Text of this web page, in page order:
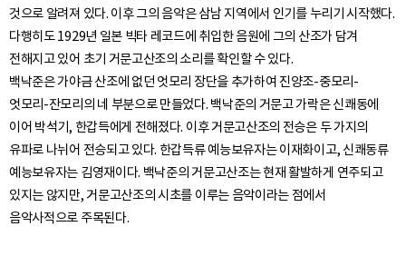
것으로 알려져 있다. 이후 그의 음악은 삼남 지역에서 인기를 누리기 시작했다.
다행히도 1929년 일본 빅타 레코드에 취입한 음원에 그의 산조가 담겨
전해지고 있어 초기 거문고산조의 소리를 확인할 수 있다.
백낙준은 가야금 산조에 없던 엇모리 장단을 추가하여 진양조-중모리-
엇모리-잔모리의 네 부분으로 만들었다. 백낙준의 거문고 가락은 신쾌동에
이어 박석기, 한갑득에게 전해졌다. 이후 거문고산조의 전승은 두 가지의
유파로 나뉘어 전승되고 있다. 한갑득류 예능보유자는 이재화이고, 신쾌동류
예능보유자는 김영재이다. 백낙준의 거문고산조는 현재 활발하게 연주되고
있지는 않지만, 거문고산조의 시초를 이루는 음악이라는 점에서